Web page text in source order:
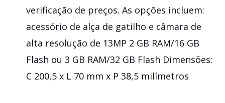
verificação de preços. As opções incluem:
acessório de alça de gatilho e câmara de
alta resolução de 13MP 2 GB RAM/16 GB
Flash ou 3 GB RAM/32 GB Flash Dimensões:
C 200,5 x L 70 mm x P 38,5 milímetros